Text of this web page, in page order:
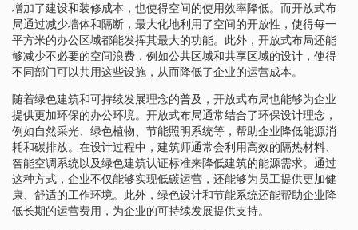
增加了建设和装修成本，也使得空间的使用效率降低。而开放式布
局通过减少墙体和隔断，最大化地利用了空间的开放性，使得每一
平方米的办公区域都能发挥其最大的功能。此外，开放式布局还能
够减少不必要的空间浪费，例如公共区域和共享区域的设计，使得
不同部门可以共用这些设施，从而降低了企业的运营成本。
随着绿色建筑和可持续发展理念的普及，开放式布局也能够为企业
提供更加环保的办公环境。开放式布局通常结合了环保设计理念，
例如自然采光、绿色植物、节能照明系统等，帮助企业降低能源消
耗和碳排放。在设计过程中，建筑师通常会利用高效的隔热材料、
智能空调系统以及绿色建筑认证标准来降低建筑的能源需求。通过
这种方式，企业不仅能够实现低碳运营，还能够为员工提供更加健
康、舒适的工作环境。此外，绿色设计和节能系统还能帮助企业降
低长期的运营费用，为企业的可持续发展提供支持。